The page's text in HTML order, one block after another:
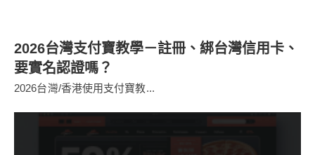
2026台灣支付寶教學－註冊、綁台灣信用卡、
要實名認證嗎？
2026台灣/香港使用支付寶教...